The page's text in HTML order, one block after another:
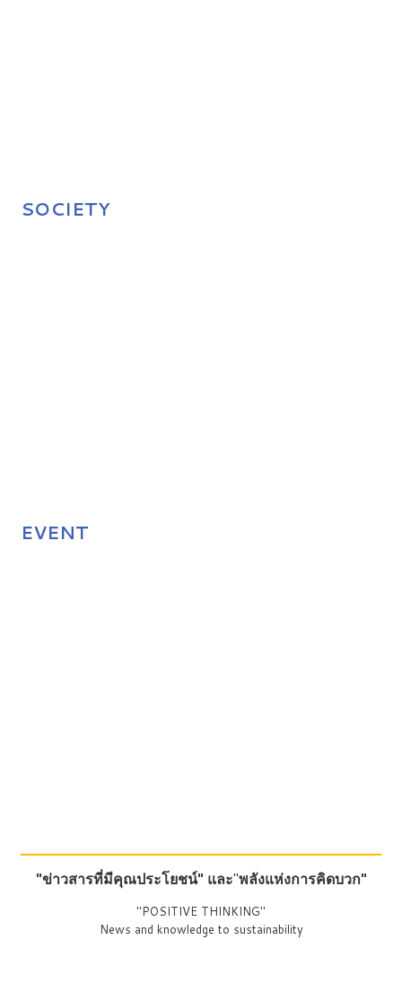
SOCIETY
EVENT
"ข่าวสารที่มีคุณประโยชน์" และ"พลังแห่งการคิดบวก"
"POSITIVE THINKING"
News and knowledge to sustainability